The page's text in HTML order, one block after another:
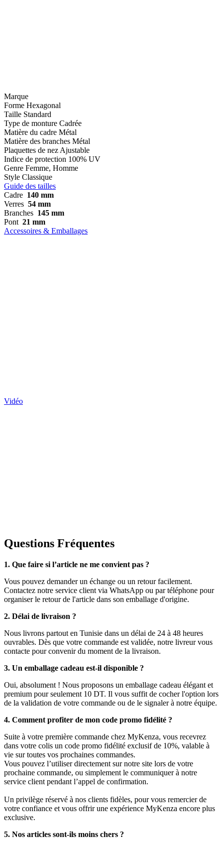
Marque
Forme Hexagonal
Taille Standard
Type de monture Cadrée
Matière du cadre Métal
Matière des branches Métal
Plaquettes de nez Ajustable
Indice de protection 100% UV
Genre Femme, Homme
Style Classique
Guide des tailles
Cadre 140 mm
Verres 54 mm
Branches 145 mm
Pont 21 mm
Accessoires & Emballages
Vidéo
Questions Fréquentes
1. Que faire si l’article ne me convient pas ?
Vous pouvez demander un échange ou un retour facilement.
Contactez notre service client via WhatsApp ou par téléphone pour
organiser le retour de l'article dans son emballage d'origine.
2. Délai de livraison ?
Nous livrons partout en Tunisie dans un délai de 24 à 48 heures
ouvrables. Dès que votre commande est validée, notre livreur vous
contacte pour convenir du moment de la livraison.
3. Un emballage cadeau est-il disponible ?
Oui, absolument ! Nous proposons un emballage cadeau élégant et
premium pour seulement 10 DT. Il vous suffit de cocher l'option lors
de la validation de votre commande ou de le signaler à notre équipe.
4. Comment profiter de mon code promo fidélité ?
Suite à votre première commande chez MyKenza, vous recevrez
dans votre colis un code promo fidélité exclusif de 10%, valable à
vie sur toutes vos prochaines commandes.
Vous pouvez l’utiliser directement sur notre site lors de votre
prochaine commande, ou simplement le communiquer à notre
service client pendant l’appel de confirmation.
Un privilège réservé à nos clients fidèles, pour vous remercier de
votre confiance et vous offrir une expérience MyKenza encore plus
exclusive.
5. Nos articles sont-ils moins chers ?